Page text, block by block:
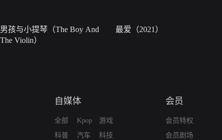
男孩与小提琴（The Boy And
The Violin）
最爱（2021）
自媒体
全部
科普
Kpop
汽车
游戏
科技
会员
会员特权
会员剧场